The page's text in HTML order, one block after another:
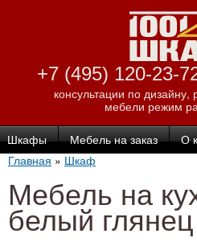
Перейти к
основному
содержанию
+7 (495) 120-23-
консультации по
мебели режим
Шкафы Мебель на заказ О
Главная » Шкаф
Мебель на
белый глянец